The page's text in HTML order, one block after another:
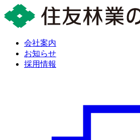
会社案内
お知らせ
採用情報